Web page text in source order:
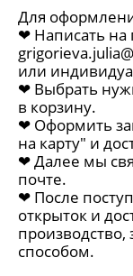
Для
❤︎ Написать на
или
❤︎ Выбрать
в корзину.
❤︎ Оформить
на карту" и
❤︎ Далее мы
почте.
❤︎ После
открыток и
способом.